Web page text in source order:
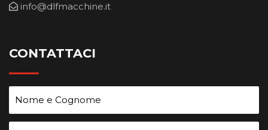
info@dlfmacchine.it
CONTATTACI